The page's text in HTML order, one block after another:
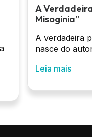
A
Misoginia”
A verdadeira
nasce do
Leia mais